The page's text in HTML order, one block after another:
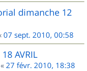
dimanche 12
07 sept. 2010, 00:58
AVRIL
« 27 févr. 2010, 18:38